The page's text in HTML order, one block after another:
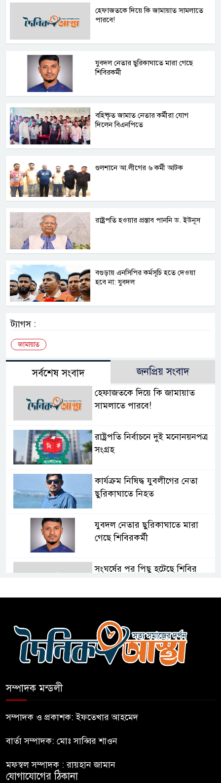
হেফাজতকে দিয়ে কি জামায়াত সামলাতে
পারবে!
যুবদল নেতার ছুরিকাঘাতে মারা গেছে
শিবিরকর্মী
বহিষ্কৃত জামাত নেতার কর্মীরা যোগ
দিলেন বিএনপিতে
গুলশানে আ.লীগের ৬ কর্মী আটক
রাষ্ট্রপতি হওয়ার প্রস্তাব পাননি ড. ইউনূস
বগুড়ায় এনসিপির কর্মসূচি হতে দেওয়া
হবে না: যুবদল
ট্যাগস :
জামায়াত
সর্বশেষ সংবাদ জনপ্রিয় সংবাদ
হেফাজতকে দিয়ে কি জামায়াত
সামলাতে পারবে!
রাষ্ট্রপতি নির্বাচনে দুই মনোনয়নপত্র
সংগ্রহ
কার্যক্রম নিষিদ্ধ যুবলীগের নেতা
ছুরিকাঘাতে নিহত
যুবদল নেতার ছুরিকাঘাতে মারা
গেছে শিবিরকর্মী
সংঘর্ষের পর পিছু হটেছে শিবির
আছে ছাত্রদল
হযরত শাহজালাল বিমানবন্দরে
কিশোর
ভারত থেকে আসছে ২ দশমিক ৩
সম্পাদক মন্ডলী
সম্পাদক ও প্রকাশক: ইফতেখার আহমেদ
বার্তা সম্পাদক: মোঃ সাব্বির শাওন
মফস্বল সম্পাদক : রায়হান জামান
যোগাযোগের ঠিকানা